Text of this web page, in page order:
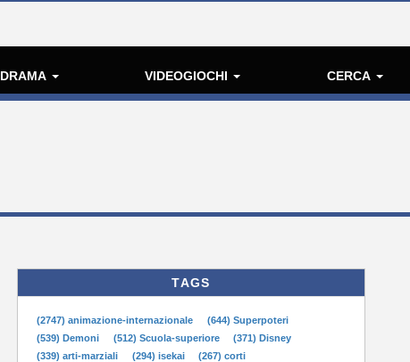
DRAMA VIDEOGIOCHI CERCA
TAGS
(2747) animazione-internazionale
(644) Superpoteri
(539) Demoni
(512) Scuola-superiore
(371) Disney
(339) arti-marziali
(294) isekai
(267) corti